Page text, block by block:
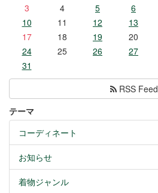
3
4 5 6
10
11 12 13
17
18 19 20
24
25 26 27
31
RSS Feed
テーマ
コーディネート
お知らせ
着物ジャンル